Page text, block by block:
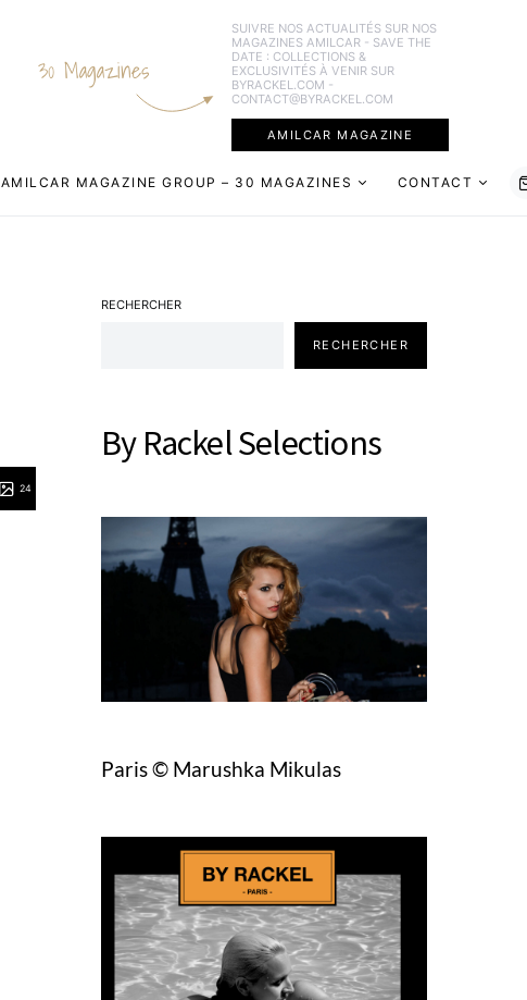
30 Magazines
SUIVRE NOS ACTUALITÉS SUR NOS
MAGAZINES AMILCAR - SAVE THE
DATE : COLLECTIONS &
EXCLUSIVITÉS À VENIR SUR
BYRACKEL.COM -
CONTACT@BYRACKEL.COM
AMILCAR MAGAZINE
AMILCAR MAGAZINE GROUP – 30 MAGAZINES CONTACT
24
RECHERCHER
RECHERCHER
By Rackel Selections
Paris © Marushka Mikulas